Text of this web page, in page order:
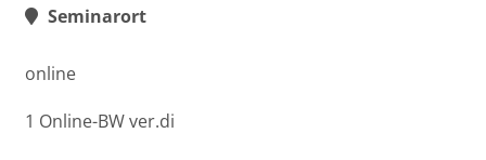
Seminarort
online
1 Online-BW ver.di